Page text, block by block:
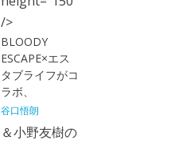
/>
BLOODY
ESCAPE×エス
タブライフがコ
ラボ、
谷口悟朗
＆小野友樹の